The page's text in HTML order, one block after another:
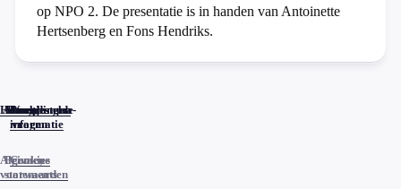
op NPO 2. De presentatie is in handen van Antoinette
Hertsenberg en Fons Hendriks.
Home
Actueel
Uitzendingen
Reacties
Programma-
informatie
Veelgestelde
vragen
Algemene
voorwaarden
Privacy
statements
Cookies